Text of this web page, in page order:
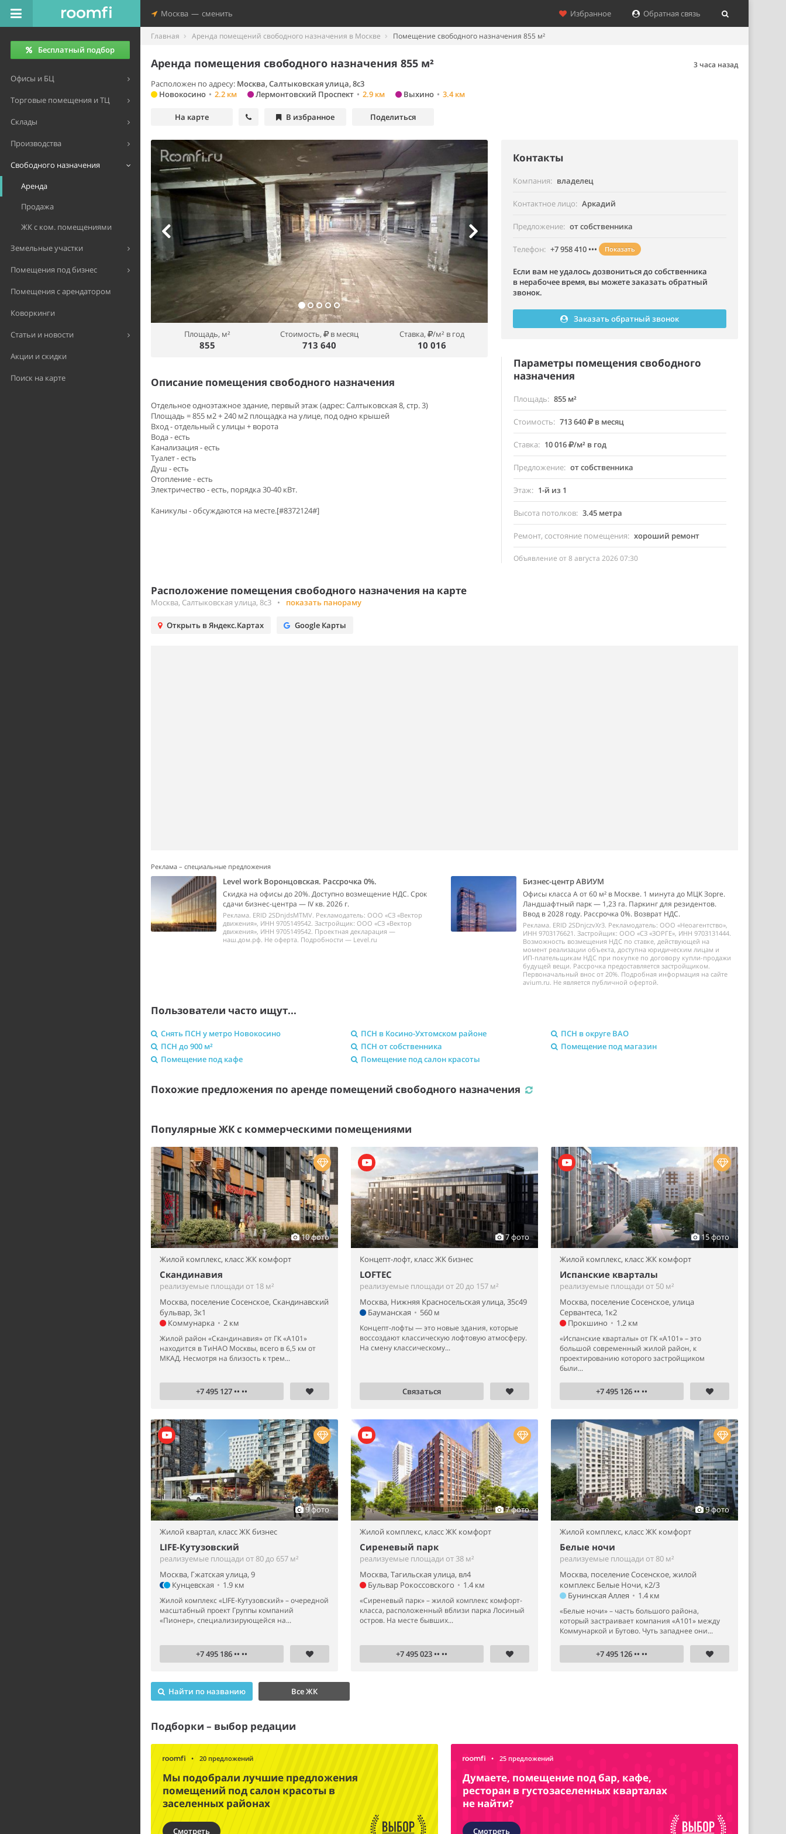
Москва — сменить Избранное Обратная связь
Бесплатный подбор
Офисы и БЦ
Торговые помещения и ТЦ
Склады
Производства
Свободного назначения
Аренда
Продажа
ЖК с ком. помещениями
Земельные участки
Помещения под бизнес
Помещения с арендатором
Коворкинги
Статьи и новости
Акции и скидки
Поиск на карте
Главная Аренда помещений свободного назначения в Москве Помещение свободного назначения 855 м²
Аренда помещения свободного назначения 855 м² 3 часа назад
Расположен по адресу: Москва, Салтыковская улица, 8с3
Новокосино • 2.2 км Лермонтовский Проспект • 2.9 км Выхино • 3.4 км
На карте В избранное Поделиться
Площадь, м²
855
Стоимость, в месяц
713 640
Ставка, /м² в год
10 016
Описание помещения свободного назначения
Отдельное одноэтажное здание, первый этаж (адрес: Салтыковская 8, стр. 3)
Площадь = 855 м2 + 240 м2 площадка на улице, под одно крышей
Вход - отдельный с улицы + ворота
Вода - есть
Канализация - есть
Туалет - есть
Душ - есть
Отопление - есть
Электричество - есть, порядка 30-40 кВт.
Каникулы - обсуждаются на месте.[#8372124#]
Контакты
Компания владелец
Контактное лицо Аркадий
Предложение от собственника
Телефон +7 958 410 ••• Показать
Если вам не удалось дозвониться до собственника
в нерабочее время, вы можете заказать обратный
звонок.
Заказать обратный звонок
Параметры помещения свободного
назначения
Площадь 855 м²
Стоимость 713 640 в месяц
Ставка 10 016 /м² в год
Предложение от собственника
Этаж 1-й из 1
Высота потолков 3.45 метра
Ремонт, состояние помещения хороший ремонт
Объявление от 8 августа 2026 07:30
Расположение помещения свободного назначения на карте
Москва, Салтыковская улица, 8с3 • показать панораму
Открыть в Яндекс.Картах Google Карты
Реклама – специальные предложения
Level work Воронцовская. Рассрочка 0%.
Скидка на офисы до 20%. Доступно возмещение НДС. Срок
сдачи бизнес-центра — IV кв. 2026 г.
Реклама. ERID 2SDnjdsMTMV. Рекламодатель: ООО «СЗ «Вектор
движения», ИНН 9705149542. Застройщик: ООО «СЗ «Вектор
движения», ИНН 9705149542. Проектная декларация —
наш.дом.рф. Не оферта. Подробности — Level.ru
Бизнес-центр АВИУМ
Офисы класса А от 60 м² в Москве. 1 минута до МЦК Зорге.
Ландшафтный парк — 1,23 га. Паркинг для резидентов.
Ввод в 2028 году. Рассрочка 0%. Возврат НДС.
Реклама. ERID 2SDnjczvXr3. Рекламодатель: ООО «Неоагентство»,
ИНН 9703176621. Застройщик: ООО «СЗ «ЗОРГЕ», ИНН 9703131444.
Возможность возмещения НДС по ставке, действующей на
момент реализации объекта, доступна юридическим лицам и
ИП-плательщикам НДС при покупке по договору купли-продажи
будущей вещи. Рассрочка предоставляется застройщиком.
Первоначальный внос от 20%. Подробная информация на сайте
avium.ru. Не является публичной офертой.
Пользователи часто ищут...
Снять ПСН у метро Новокосино ПСН в Косино-Ухтомском районе
ПСН в округе ВАО
ПСН до 900 м²
ПСН от собственника
Помещение под магазин
Помещение под кафе
Помещение под салон красоты
Похожие предложения по аренде помещений свободного назначения
Популярные ЖК с коммерческими помещениями
10 фото
Жилой комплекс, класс ЖК комфорт
Скандинавия
реализуемые площади от 18 м²
Москва, поселение Сосенское, Скандинавский
бульвар, 3к1
Коммунарка • 2 км
Жилой район «Скандинавия» от ГК «А101»
находится в ТиНАО Москвы, всего в 6,5 км от
МКАД. Несмотря на близость к трем...
+7 495 127 •• ••
7 фото
Концепт-лофт, класс ЖК бизнес
LOFTEC
реализуемые площади от 20 до 157 м²
Москва, Нижняя Красносельская улица, 35с49
Бауманская • 560 м
Концепт-лофты — это новые здания, которые
воссоздают классическую лофтовую атмосферу.
На смену классическому...
Связаться
15 фото
Жилой комплекс, класс ЖК комфорт
Испанские кварталы
реализуемые площади от 50 м²
Москва, поселение Сосенское, улица
Сервантеса, 1к2
Прокшино • 1.2 км
«Испанские кварталы» от ГК «А101» – это
большой современный жилой район, к
проектированию которого застройщиком
были...
+7 495 126 •• ••
9 фото
Жилой квартал, класс ЖК бизнес
LIFE-Кутузовский
реализуемые площади от 80 до 657 м²
Москва, Гжатская улица, 9
Кунцевская • 1.9 км
Жилой комплекс «LIFE-Кутузовский» – очередной
масштабный проект Группы компаний
«Пионер», специализирующейся на...
+7 495 186 •• ••
7 фото
Жилой комплекс, класс ЖК комфорт
Сиреневый парк
реализуемые площади от 38 м²
Москва, Тагильская улица, вл4
Бульвар Рокоссовского • 1.4 км
«Сиреневый парк» – жилой комплекс комфорт-
класса, расположенный вблизи парка Лосиный
остров. На месте бывших...
+7 495 023 •• ••
9 фото
Жилой комплекс, класс ЖК комфорт
Белые ночи
реализуемые площади от 80 м²
Москва, поселение Сосенское, жилой
комплекс Белые Ночи, к2/3
Бунинская Аллея • 1.4 км
«Белые ночи» – часть большого района,
который застраивает компания «А101» между
Коммунаркой и Бутово. Чуть западнее они...
+7 495 126 •• ••
Найти по названию Все ЖК
Подборки – выбор редации
• 20 предложений
Мы подобрали лучшие предложения
помещений под салон красоты в
заселенных районах
Смотреть
• 25 предложений
Думаете, помещение под бар, кафе,
ресторан в густозаселенных кварталах
не найти?
Смотреть